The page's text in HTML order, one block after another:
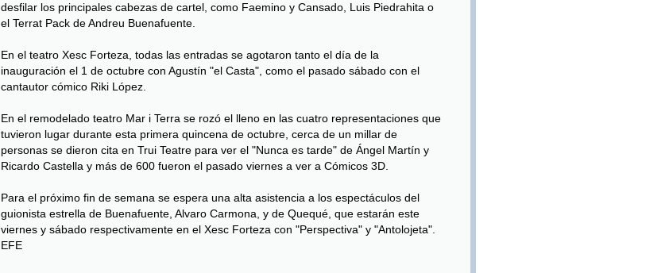
desfilar los principales cabezas de cartel, como Faemino y Cansado, Luis Piedrahita o
el Terrat Pack de Andreu Buenafuente.
En el teatro Xesc Forteza, todas las entradas se agotaron tanto el día de la
inauguración el 1 de octubre con Agustín "el Casta", como el pasado sábado con el
cantautor cómico Riki López.
En el remodelado teatro Mar i Terra se rozó el lleno en las cuatro representaciones que
tuvieron lugar durante esta primera quincena de octubre, cerca de un millar de
personas se dieron cita en Trui Teatre para ver el "Nunca es tarde" de Ángel Martín y
Ricardo Castella y más de 600 fueron el pasado viernes a ver a Cómicos 3D.
Para el próximo fin de semana se espera una alta asistencia a los espectáculos del
guionista estrella de Buenafuente, Alvaro Carmona, y de Quequé, que estarán este
viernes y sábado respectivamente en el Xesc Forteza con "Perspectiva" y "Antolojeta".
EFE